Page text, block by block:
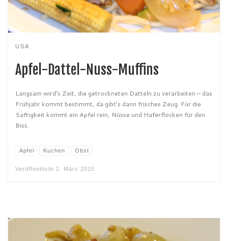
USA
Apfel-Dattel-Nuss-Muffins
Langsam wird’s Zeit, die getrockneten Datteln zu verarbeiten – das
Frühjahr kommt bestimmt, da gibt’s dann frisches Zeug. Für die
Saftigkeit kommt ein Apfel rein, Nüsse und Haferflocken für den
Biss.
Apfel Kuchen Obst
Veröffentlicht 2. März 2015